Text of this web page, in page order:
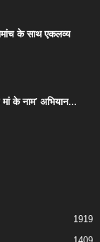
के साथ एकलव्य
के नाम’ अभियान...
1919